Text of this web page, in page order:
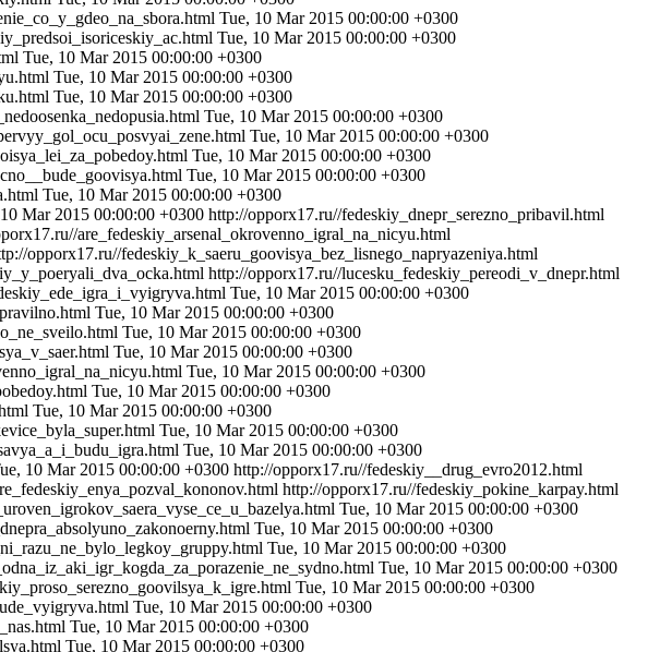
Tue, 10 Mar 2015 00:00:00 +0300
Tue, 10 Mar 2015 00:00:00 +0300
Tue, 10 Mar 2015 00:00:00 +0300
Tue, 10 Mar 2015 00:00:00 +0300
Tue, 10 Mar 2015 00:00:00 +0300
Tue, 10 Mar 2015 00:00:00 +0300
Tue, 10 Mar 2015 00:00:00 +0300
Tue, 10 Mar 2015 00:00:00 +0300
Tue, 10 Mar 2015 00:00:00 +0300
Tue, 10 Mar 2015 00:00:00 +0300
Mar 2015 00:00:00 +0300 http://opporx17.ru//fedeskiy_dnepr_serezno_pribavil.html
are_fedeskiy_arsenal_okrovenno_igral_na_nicyu.html
opporx17.ru//fedeskiy_k_saeru_goovisya_bez_lisnego_napryazeniya.html
http://opporx17.ru//lucesku_fedeskiy_pereodi_v_dnepr.html
Tue, 10 Mar 2015 00:00:00 +0300
Tue, 10 Mar 2015 00:00:00 +0300
Tue, 10 Mar 2015 00:00:00 +0300
Tue, 10 Mar 2015 00:00:00 +0300
Tue, 10 Mar 2015 00:00:00 +0300
Tue, 10 Mar 2015 00:00:00 +0300
Tue, 10 Mar 2015 00:00:00 +0300
Tue, 10 Mar 2015 00:00:00 +0300
Tue, 10 Mar 2015 00:00:00 +0300
10 Mar 2015 00:00:00 +0300 http://opporx17.ru//fedeskiy__drug_evro2012.html
http://opporx17.ru//fedeskiy_pokine_karpay.html
Tue, 10 Mar 2015 00:00:00 +0300
Tue, 10 Mar 2015 00:00:00 +0300
Tue, 10 Mar 2015 00:00:00 +0300
Tue, 10 Mar 2015 00:00:00 +0300
Tue, 10 Mar 2015 00:00:00 +0300
Tue, 10 Mar 2015 00:00:00 +0300
Tue, 10 Mar 2015 00:00:00 +0300
Tue, 10 Mar 2015 00:00:00 +0300